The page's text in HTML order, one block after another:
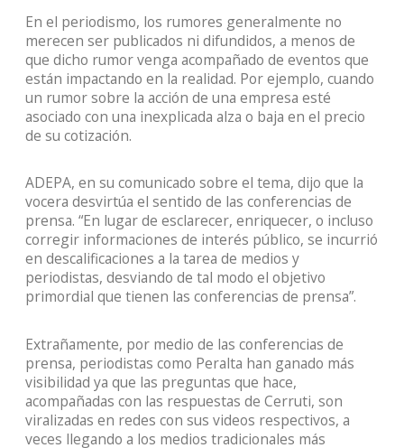
En el periodismo, los rumores generalmente no
merecen ser publicados ni difundidos, a menos de
que dicho rumor venga acompañado de eventos que
están impactando en la realidad. Por ejemplo, cuando
un rumor sobre la acción de una empresa esté
asociado con una inexplicada alza o baja en el precio
de su cotización.
ADEPA, en su comunicado sobre el tema, dijo que la
vocera desvirtúa el sentido de las conferencias de
prensa. “En lugar de esclarecer, enriquecer, o incluso
corregir informaciones de interés público, se incurrió
en descalificaciones a la tarea de medios y
periodistas, desviando de tal modo el objetivo
primordial que tienen las conferencias de prensa”.
Extrañamente, por medio de las conferencias de
prensa, periodistas como Peralta han ganado más
visibilidad ya que las preguntas que hace,
acompañadas con las respuestas de Cerruti, son
viralizadas en redes con sus videos respectivos, a
veces llegando a los medios tradicionales más